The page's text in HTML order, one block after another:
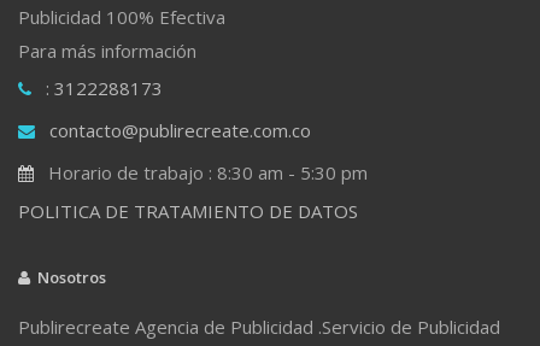
Publicidad 100% Efectiva
Para más información
: 3122288173
contacto@publirecreate.com.co
Horario de trabajo : 8:30 am - 5:30 pm
POLITICA DE TRATAMIENTO DE DATOS
Nosotros
Publirecreate Agencia de Publicidad .Servicio de Publicidad